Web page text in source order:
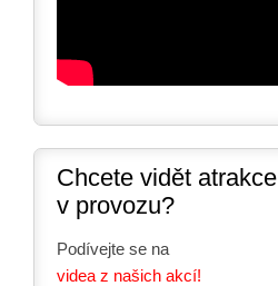
Chcete vidět atrakce
v provozu?
Podívejte se na
videa z našich akcí!